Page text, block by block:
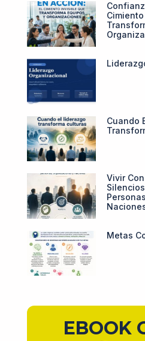
Cuando
Vivir
Metas
EBOOK